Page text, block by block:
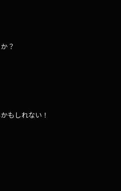
？
もしれない！